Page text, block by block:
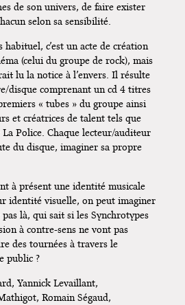
de son univers, de faire exister
selon sa sensibilité.
habituel, c’est un acte de création
(celui du groupe de rock), mais
lu la notice à l’envers. Il résulte
disque comprenant un cd 4 titres
« tubes » du groupe ainsi
et créatrices de talent tels que
Police. Chaque lecteur/auditeur
du disque, imaginer sa propre
à présent une identité musicale
identité visuelle, on peut imaginer
pas là, qui sait si les Synchrotypes
à contre-sens ne vont pas
des tournées à travers le
public ?
Yannick Levaillant,
Romain Ségaud,